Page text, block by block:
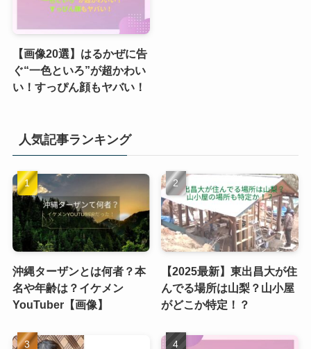
【画像20選】はるかぜに告
ぐ“一色といろ”が超かわい
い！すっぴん顔もヤバい！
人気記事ランキング
沖縄ターザンとは何者？本
名や年齢は？イケメン
YouTuber【画像】
【2025最新】東出昌大が住
んでる場所は山梨？山小屋
がどこか特定！？